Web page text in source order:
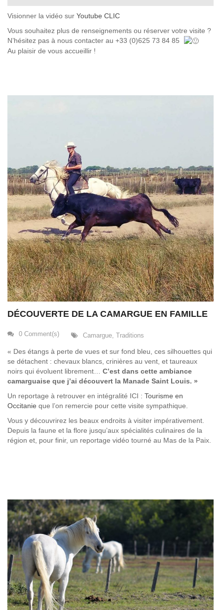
Visionner la vidéo sur Youtube CLIC
Vous souhaitez plus de renseignements ou réserver votre visite ?
N’hésitez pas à nous contacter au +33 (0)625 73 84 85
Au plaisir de vous accueillir !
DÉCOUVERTE DE LA CAMARGUE EN FAMILLE
0 Comment(s) Camargue, Traditions
« Des étangs à perte de vues et sur fond bleu, ces silhouettes qui
se détachent : chevaux blancs, crinières au vent, et taureaux
noirs qui évoluent librement…
C’est dans cette ambiance
camarguaise que j’ai découvert la Manade Saint Louis. »
Un reportage à retrouver en intégralité ICI : Tourisme en
Occitanie que l’on remercie pour cette visite sympathique.
Vous y découvrirez les beaux endroits à visiter impérativement.
Depuis la faune et la flore jusqu’aux spécialités culinaires de la
région et, pour finir, un reportage vidéo tourné au Mas de la Paix.